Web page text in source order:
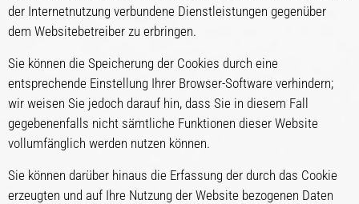
der Internetnutzung verbundene Dienstleistungen gegenüber
dem Websitebetreiber zu erbringen.
Sie können die Speicherung der Cookies durch eine
entsprechende Einstellung Ihrer Browser-Software verhindern;
wir weisen Sie jedoch darauf hin, dass Sie in diesem Fall
gegebenenfalls nicht sämtliche Funktionen dieser Website
vollumfänglich werden nutzen können.
Sie können darüber hinaus die Erfassung der durch das Cookie
erzeugten und auf Ihre Nutzung der Website bezogenen Daten